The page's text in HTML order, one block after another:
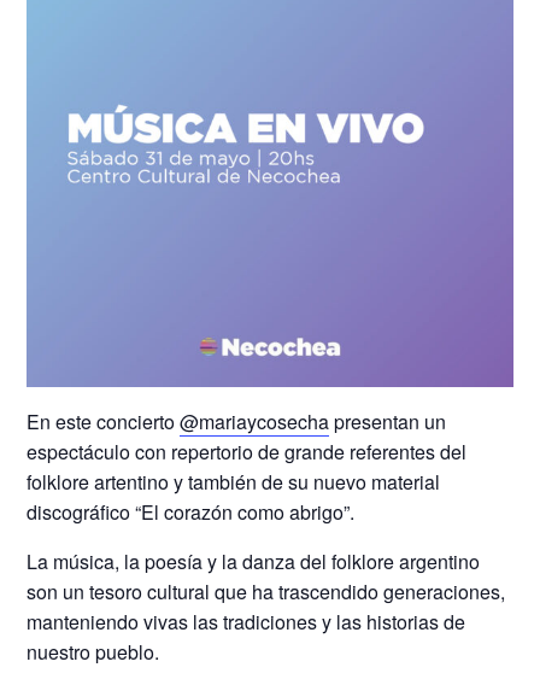
En este concierto@mariaycosechapresentan un
espectáculo con repertorio de grande referentes del
folklore artentino y también de su nuevo material
discográfico “El corazón como abrigo”.
La música, la poesía y la danza del folklore argentino
son un tesoro cultural que ha trascendido generaciones,
manteniendo vivas las tradiciones y las historias de
nuestro pueblo.